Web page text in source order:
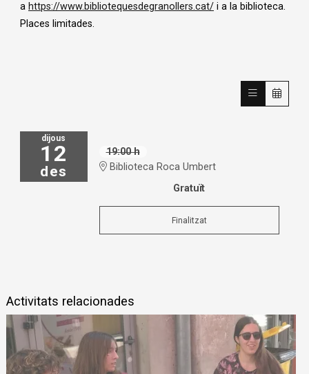
a https://www.bibliotequesdegranollers.cat/ i a la biblioteca.
Places limitades.
dijous
12
des
19:00 h
Biblioteca Roca Umbert
Gratuït
Finalitzat
Activitats relacionades